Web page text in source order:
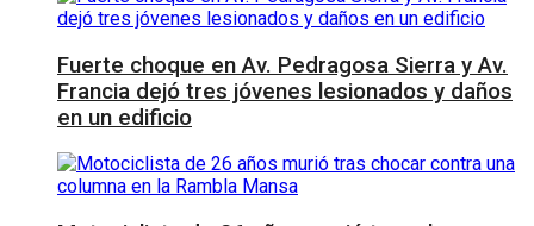
Fuerte choque en Av. Pedragosa Sierra y Av.
Francia dejó tres jóvenes lesionados y daños
en un edificio